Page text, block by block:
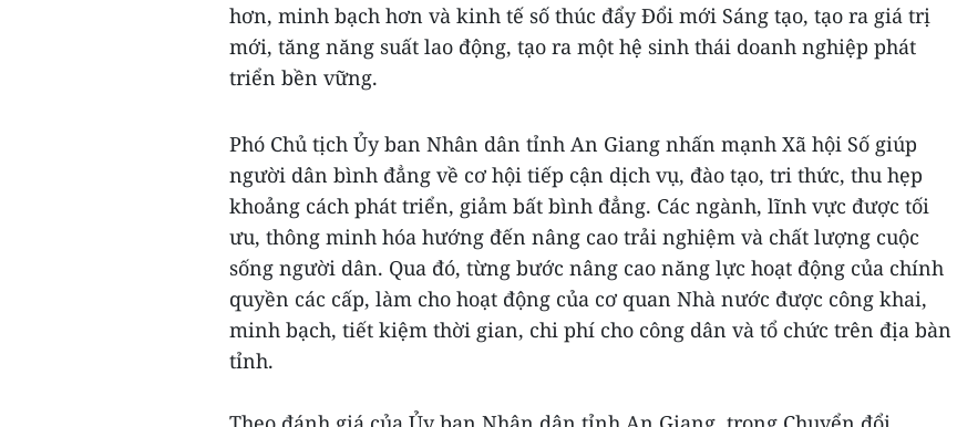
hơn, minh bạch hơn và kinh tế số thúc đẩy Đổi mới Sáng tạo, tạo ra giá trị
mới, tăng năng suất lao động, tạo ra một hệ sinh thái doanh nghiệp phát
triển bền vững.
Phó Chủ tịch Ủy ban Nhân dân tỉnh An Giang nhấn mạnh Xã hội Số giúp
người dân bình đẳng về cơ hội tiếp cận dịch vụ, đào tạo, tri thức, thu hẹp
khoảng cách phát triển, giảm bất bình đẳng. Các ngành, lĩnh vực được tối
ưu, thông minh hóa hướng đến nâng cao trải nghiệm và chất lượng cuộc
sống người dân. Qua đó, từng bước nâng cao năng lực hoạt động của chính
quyền các cấp, làm cho hoạt động của cơ quan Nhà nước được công khai,
minh bạch, tiết kiệm thời gian, chi phí cho công dân và tổ chức trên địa bàn
tỉnh.